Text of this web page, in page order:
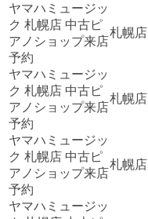
ヤマハミュージッ
ク 札幌店 中古ピ
アノショップ来店
予約
札幌店
ヤマハミュージッ
ク 札幌店 中古ピ
アノショップ来店
予約
札幌店
ヤマハミュージッ
ク 札幌店 中古ピ
アノショップ来店
予約
札幌店
ヤマハミュージッ